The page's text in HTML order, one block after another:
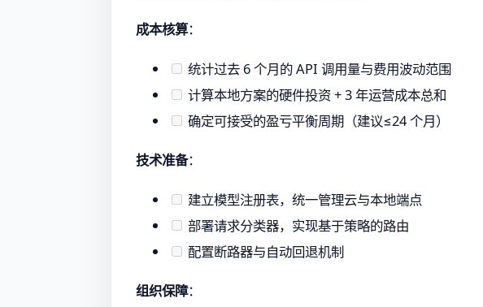
成本核算：
统计过去 6 个月的 API 调用量与费用波动范围
计算本地方案的硬件投资 + 3 年运营成本总和
确定可接受的盈亏平衡周期（建议≤24 个月）
技术准备：
建立模型注册表，统一管理云与本地端点
部署请求分类器，实现基于策略的路由
配置断路器与自动回退机制
组织保障：